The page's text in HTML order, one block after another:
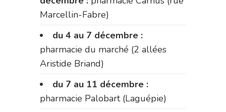
Marcellin-Fabre)
du 4 au 7 décembre :
pharmacie du marché (2 allées
Aristide Briand)
du 7 au 11 décembre :
pharmacie Palobart (Laguépie)